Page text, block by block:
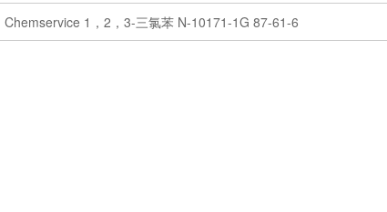
Chemservice 1，2，3-三氯苯 N-10171-1G 87-61-6